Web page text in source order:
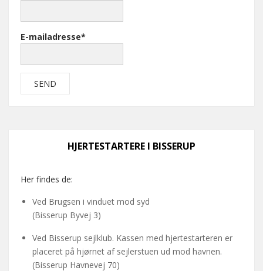
E-mailadresse*
HJERTESTARTERE I BISSERUP
Her findes de:
Ved Brugsen i vinduet mod syd
(Bisserup Byvej 3)
Ved Bisserup sejlklub. Kassen med hjertestarteren er
placeret på hjørnet af sejlerstuen ud mod havnen.
(Bisserup Havnevej 70)